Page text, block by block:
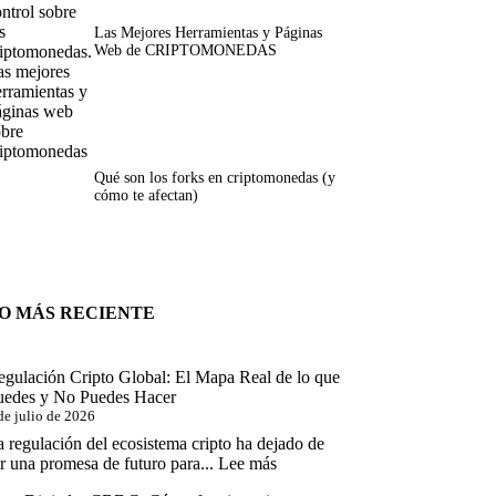
Las Mejores Herramientas y Páginas
Web de CRIPTOMONEDAS
Qué son los forks en criptomonedas (y
cómo te afectan)
MÁS RECIENTE
Cripto Global: El Mapa Real de lo que
y No Puedes Hacer
julio de 2026
regulación del ecosistema cripto ha dejado de
una promesa de futuro para...Lee más: